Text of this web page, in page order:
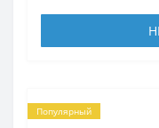
Популярный